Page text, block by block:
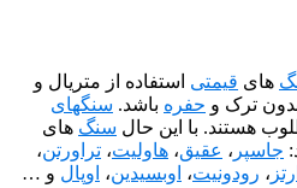
استفاده از متریال و
حفرهباشد.سنگهای
با این حال سنگهای
،هاولیت،تراورتن،
،اوبسیدین، اوپالو …